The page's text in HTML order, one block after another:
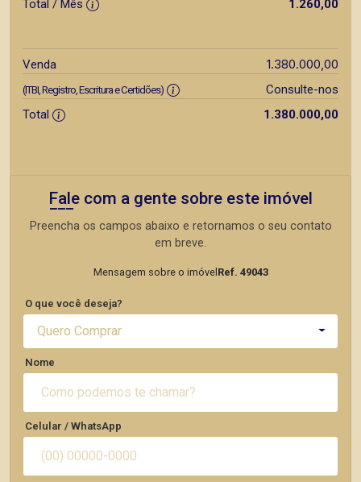
Total / Mês 1.260,00
Venda 1.380.000,00
(ITBI, Registro, Escritura e Certidões)
Consulte-nos
Total
1.380.000,00
Fale com a gente sobre este imóvel
Preencha os campos abaixo e retornamos o seu contato
em breve.
Mensagem sobre o imóvelRef. 49043
O que você deseja?
Quero Comprar
Nome
Celular / WhatsApp